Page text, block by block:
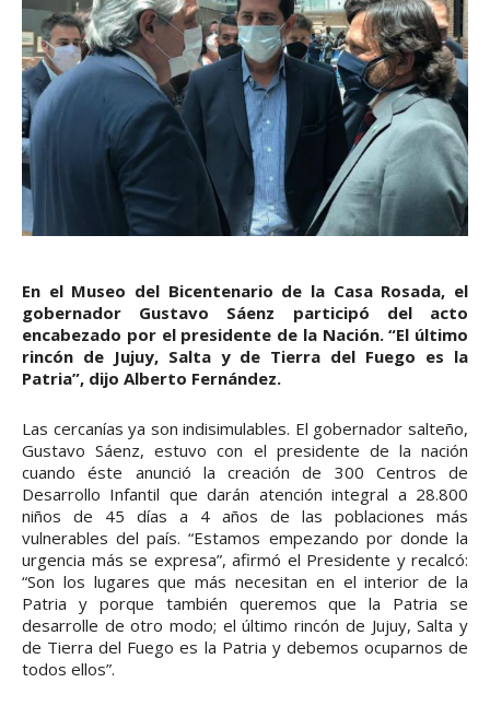
En el Museo del Bicentenario de la Casa Rosada, el
gobernador Gustavo Sáenz participó del acto
encabezado por el presidente de la Nación. “El último
rincón de Jujuy, Salta y de Tierra del Fuego es la
Patria”, dijo Alberto Fernández.
Las cercanías ya son indisimulables. El gobernador salteño,
Gustavo Sáenz, estuvo con el presidente de la nación
cuando éste anunció la creación de 300 Centros de
Desarrollo Infantil que darán atención integral a 28.800
niños de 45 días a 4 años de las poblaciones más
vulnerables del país. “Estamos empezando por donde la
urgencia más se expresa”, afirmó el Presidente y recalcó:
“Son los lugares que más necesitan en el interior de la
Patria y porque también queremos que la Patria se
desarrolle de otro modo; el último rincón de Jujuy, Salta y
de Tierra del Fuego es la Patria y debemos ocuparnos de
todos ellos”.